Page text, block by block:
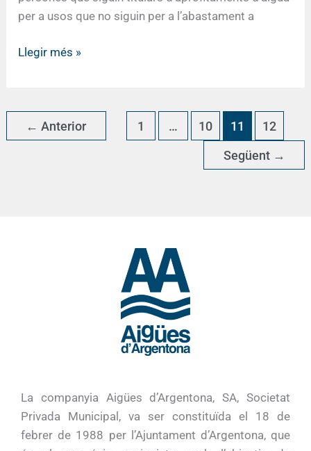
per a usos que no siguin per a l’abastament a
Llegir més »
← Anterior 1 … 10 11 12
Següent →
La companyia Aigües d’Argentona, SA, Societat
Privada Municipal, va ser constituïda el 18 de
febrer de 1988 per l’Ajuntament d’Argentona, que